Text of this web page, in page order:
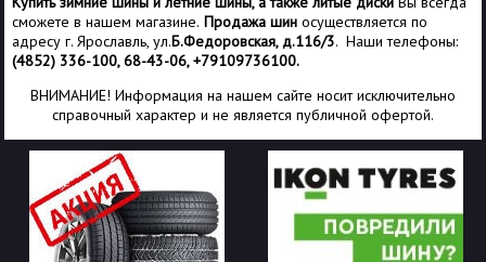
сможете в нашем магазине. Продажа шин осуществляется по
адресу г. Ярославль, ул.Б.Федоровская, д.116/3. Наши телефоны:
(4852) 336-100, 68-43-06, +79109736100.
ВНИМАНИЕ! Информация на нашем сайте носит исключительно
справочный характер и не является публичной офертой.